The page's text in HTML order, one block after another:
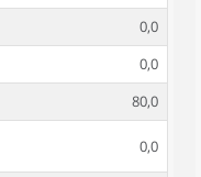
0,0
0,0
80,0
0,0